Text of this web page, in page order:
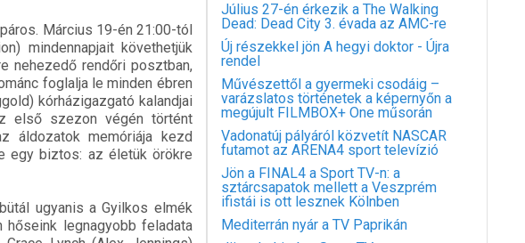
Március 19-én 21:00-tól
mindennapjait követhetjük
nehezedő rendőri posztban,
foglalja le minden ébren
kórházigazgató kalandjai
első szezon végén történt
áldozatok memóriája kezd
egy biztos: az életük örökre
ugyanis a Gyilkos elmék
legnagyobb feladata
Július 27-én érkezik a The Walking
Dead: Dead City 3. évada az AMC-re
Új részekkel jön A hegyi doktor - Újra
rendel
Művészettől a gyermeki csodáig –
varázslatos történetek a képernyőn a
megújult FILMBOX+ One műsorán
Vadonatúj pályáról közvetít NASCAR
futamot az ARENA4 sport televízió
Jön a FINAL4 a Sport TV-n: a
sztárcsapatok mellett a Veszprém
ifistái is ott lesznek Kölnben
Mediterrán nyár a TV Paprikán